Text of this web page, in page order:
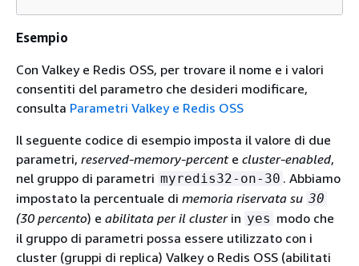
Esempio
Con Valkey e Redis OSS, per trovare il nome e i valori
consentiti del parametro che desideri modificare,
consulta Parametri Valkey e Redis OSS
Il seguente codice di esempio imposta il valore di due
parametri, reserved-memory-percente cluster-enabled,
nel gruppo di parametri myredis32-on-30 . Abbiamo
impostato la percentuale di memoria riservata su 30
(30 percento) e abilitata per il clusterin yes modo che
il gruppo di parametri possa essere utilizzato con i
cluster (gruppi di replica) Valkey o Redis OSS (abilitati